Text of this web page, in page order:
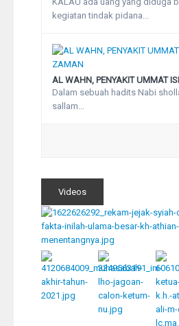
kegiatan tindak pidana...
AL WAHN, PENYAKIT UMMAT
Dalam sebuah hadits Nabi
sallam...
Videos